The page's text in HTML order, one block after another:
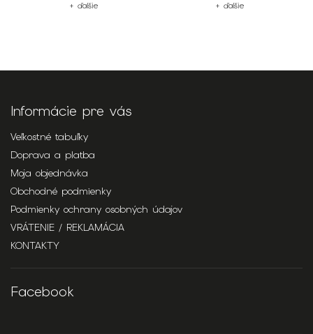
+ ďalšie + ďalšie
Informácie pre vás
Veľkostné tabuľky
Doprava a platba
Moja objednávka
Obchodné podmienky
Podmienky ochrany osobných údajov
VRÁTENIE / REKLAMÁCIA
KONTAKTY
Facebook